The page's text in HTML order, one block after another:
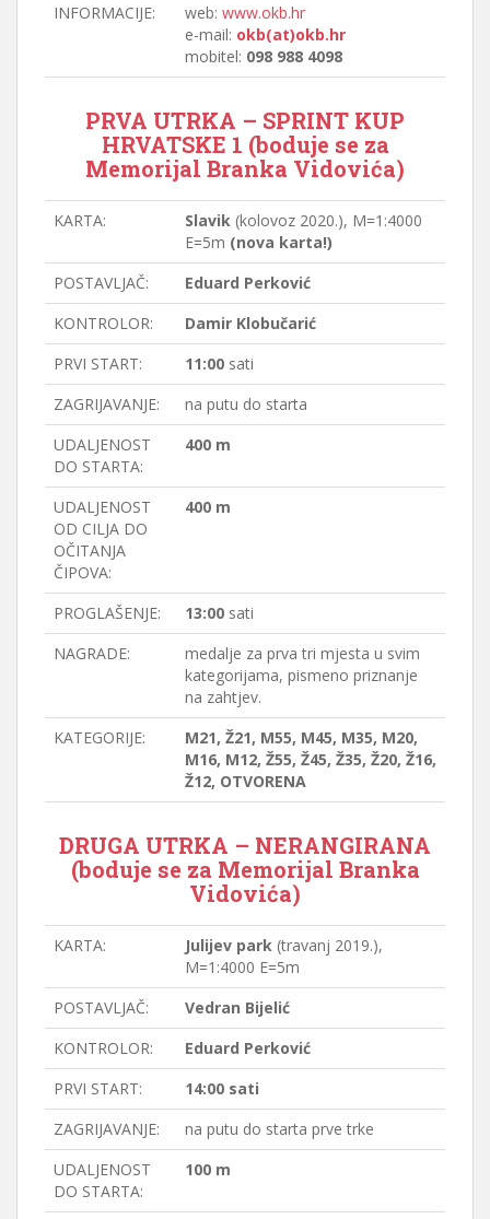
INFORMACIJE: web: www.okb.hr
e-mail: okb(at)okb.hr
mobitel: 098 988 4098
PRVA UTRKA – SPRINT KUP
HRVATSKE 1 (boduje se za
Memorijal Branka Vidovića)
KARTA: Slavik (kolovoz 2020.), M=1:4000
E=5m (nova karta!)
POSTAVLJAČ:
Eduard Perković
KONTROLOR:
Damir Klobučarić
PRVI START:
11:00 sati
ZAGRIJAVANJE:
na putu do starta
UDALJENOST
DO STARTA:
400 m
UDALJENOST
OD CILJA DO
OČITANJA
ČIPOVA:
400 m
PROGLAŠENJE: 13:00 sati
NAGRADE:
medalje za prva tri mjesta u svim
kategorijama, pismeno priznanje
na zahtjev.
KATEGORIJE:
M21, Ž21, M55, M45, M35, M20,
M16, M12, Ž55, Ž45, Ž35, Ž20, Ž16,
Ž12, OTVORENA
DRUGA UTRKA – NERANGIRANA
(boduje se za Memorijal Branka
Vidovića)
KARTA: Julijev park (travanj 2019.),
M=1:4000 E=5m
POSTAVLJAČ:
Vedran Bijelić
KONTROLOR:
Eduard Perković
PRVI START:
14:00 sati
ZAGRIJAVANJE:
na putu do starta prve trke
UDALJENOST
DO STARTA:
100 m